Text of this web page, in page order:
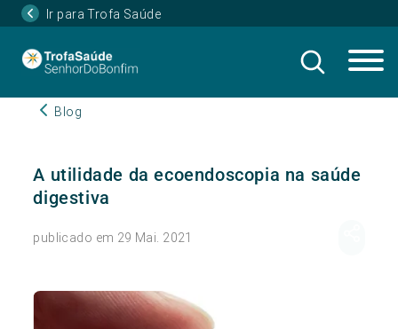
Ir para Trofa Saúde
Blog
A utilidade da ecoendoscopia na saúde
digestiva
publicado em 29 Mai. 2021